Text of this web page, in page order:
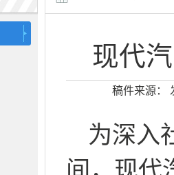
现代
稿件来源：
为深入